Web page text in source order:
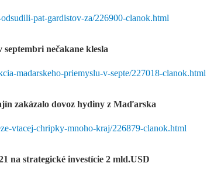
pat-gardistov-za/226900-clanok.html
nečakane klesla
madarskeho-priemyslu-v-septe/227018-clanok.html
zakázalo dovoz hydiny z Maďarska
vtacej-chripky-mnoho-kraj/226879-clanok.html
na strategické investície 2 mld.USD